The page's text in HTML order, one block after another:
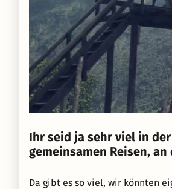
Ihr seid ja sehr viel in
gemeinsamen Reisen,
Da gibt es so viel, wir könnten